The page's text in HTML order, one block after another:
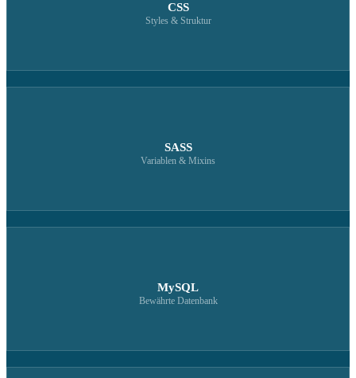
CSS
Styles & Struktur
SASS
Variablen & Mixins
MySQL
Bewährte Datenbank